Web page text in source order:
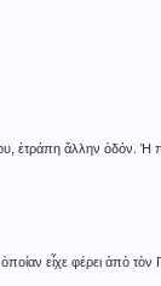
ἐτράπη ἄλλην ὁδόν.
εἶχε φέρει ἀπὸ